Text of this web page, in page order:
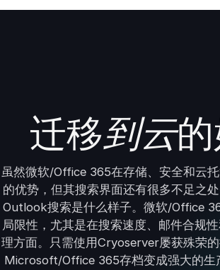
迁移到云
虽然微软/Office 365在存储、安全和云
的优势，但其搜索界面还有很多不足之
Outlook搜索是什么样子。微软/Office
局限性，尤其是在搜索速度、邮件合规
理方面。只需使用Cryoserver屡获殊荣
Microsoft/Office 365存档变成强大的生